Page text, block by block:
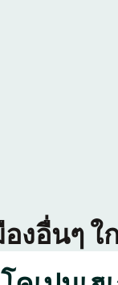
งอื่นๆ